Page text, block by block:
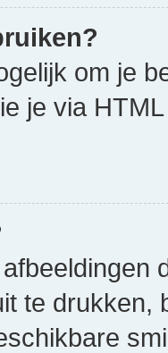
om je
je via
te drukken,